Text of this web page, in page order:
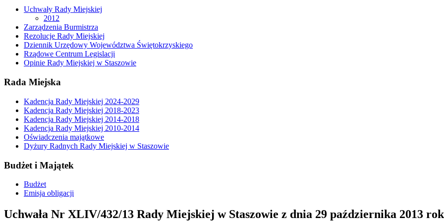
Uchwały Rady Miejskiej
2012
Zarządzenia Burmistrza
Rezolucje Rady Miejskiej
Dziennik Urzędowy Województwa Świętokrzyskiego
Rządowe Centrum Legislacji
Opinie Rady Miejskiej w Staszowie
Rada Miejska
Kadencja Rady Miejskiej 2024-2029
Kadencja Rady Miejskiej 2018-2023
Kadencja Rady Miejskiej 2014-2018
Kadencja Rady Miejskiej 2010-2014
Oświadczenia majątkowe
Dyżury Radnych Rady Miejskiej w Staszowie
Budżet i Majątek
Budżet
Emisja obligacji
Uchwała Nr XLIV/432/13 Rady Miejskiej w Staszowie z dnia 29 października 2013